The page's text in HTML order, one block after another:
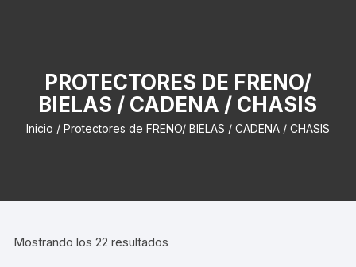
PROTECTORES DE FRENO/
BIELAS / CADENA / CHASIS
Inicio / Protectores de FRENO/ BIELAS / CADENA / CHASIS
Mostrando los 22 resultados